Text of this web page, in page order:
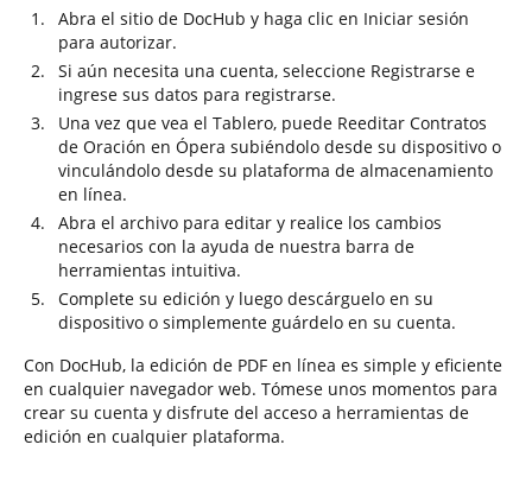
Abra el sitio de DocHub y haga clic en Iniciar sesión
para autorizar.
Si aún necesita una cuenta, seleccione Registrarse e
ingrese sus datos para registrarse.
Una vez que vea el Tablero, puede Reeditar Contratos
de Oración en Ópera subiéndolo desde su dispositivo o
vinculándolo desde su plataforma de almacenamiento
en línea.
Abra el archivo para editar y realice los cambios
necesarios con la ayuda de nuestra barra de
herramientas intuitiva.
Complete su edición y luego descárguelo en su
dispositivo o simplemente guárdelo en su cuenta.
Con DocHub, la edición de PDF en línea es simple y eficiente
en cualquier navegador web. Tómese unos momentos para
crear su cuenta y disfrute del acceso a herramientas de
edición en cualquier plataforma.